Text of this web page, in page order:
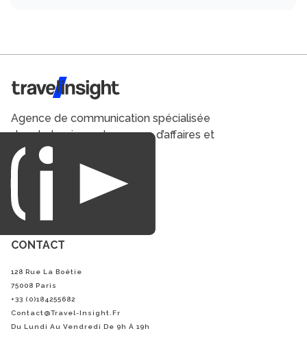
Travel Insight
Agence de communication spécialisée
dans le tourisme du voyage d’affaires et
du loisirs.
CONTACT
128 Rue La Boétie
75008 Paris
+33 (0)184255682
Contact@Travel-Insight.fr
Du Lundi Au Vendredi De 9h À 19h